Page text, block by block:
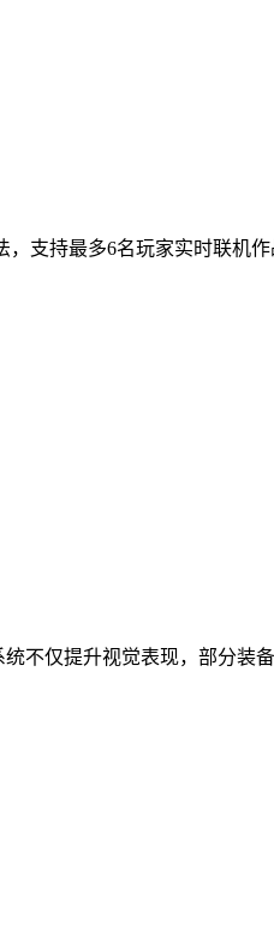
支持最多6名玩家实时联机
不仅提升视觉表现，部分装